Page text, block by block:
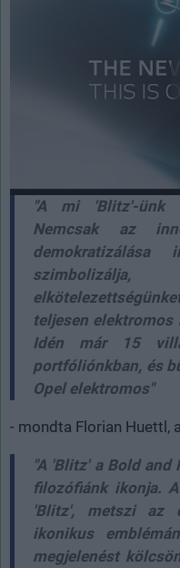
"A mi 'Blitz'-ünk
Nemcsak az
demokratizálása
teljesen elektromos
Idén már 15
portfóliónkban, és
Opel elektromos"
- mondta Florian Huettl,
"A 'Blitz' a Bold
filozófiánk ikonja.
'Blitz', metszi az
ikonikus
megjelenést